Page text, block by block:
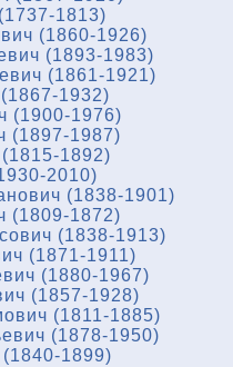
1813)
(1860-1926)
(1893-1983)
(1861-1921)
1932)
(1900-1976)
(1897-1987)
1892)
2010)
(1838-1901)
(1809-1872)
(1838-1913)
(1871-1911)
(1880-1967)
(1857-1928)
(1811-1885)
(1878-1950)
1899)